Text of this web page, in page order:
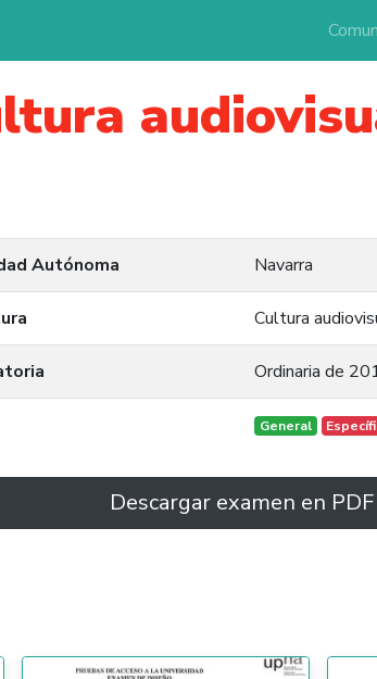
Autónoma Navarra
Cultura
Ordinaria de
General
Descargar examen en PDF